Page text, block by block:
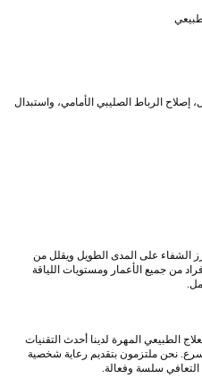
إصلاح الرباط الصليبي الأمامي، واستبدال
الشفاء على المدى الطويل ويقلل من
من جميع الأعمار ومستويات اللياقة
الطبيعي المهرة لدينا أحدث التقنيات
نحن ملتزمون بتقديم رعاية شخصية
سلسة وفعالة.